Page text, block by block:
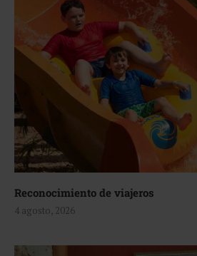
Reconocimiento de viajeros
4 agosto, 2026